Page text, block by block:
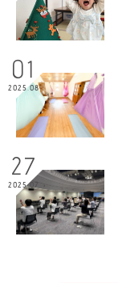
01
2025.08
27
2025.07